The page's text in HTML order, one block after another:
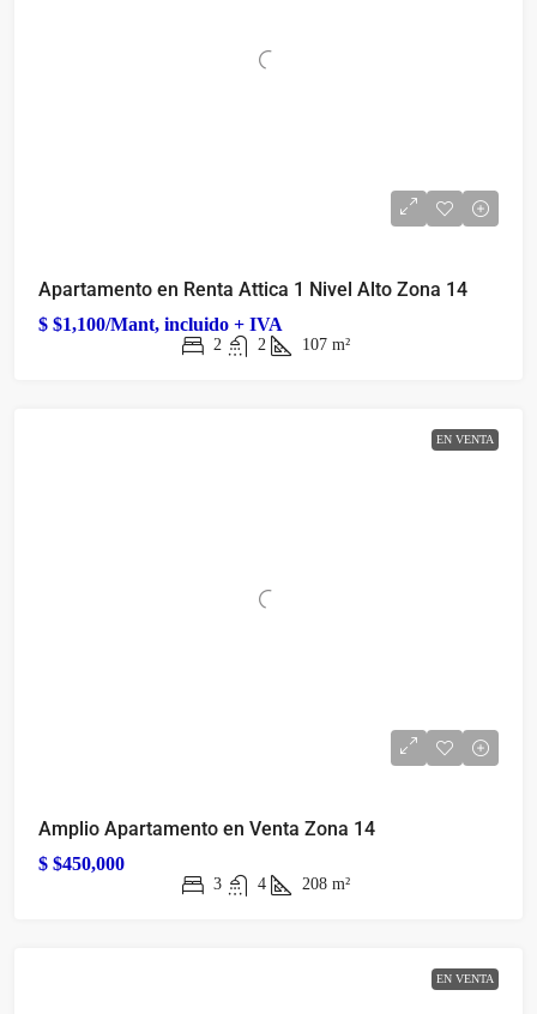
Apartamento en Renta Attica 1 Nivel Alto Zona 14
$ $1,100/Mant, incluido + IVA
2 2 107 m²
EN VENTA
Amplio Apartamento en Venta Zona 14
$ $450,000
3 4 208 m²
EN VENTA